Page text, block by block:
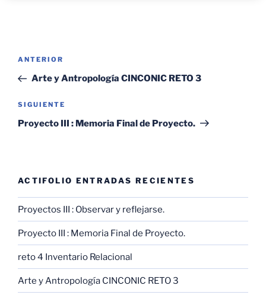
Navegación
entradas
Entrada
anterior:
ANTERIOR
Arte y Antropología CINCONIC RETO 3
Siguiente
entrada
SIGUIENTE
Proyecto III : Memoria Final de Proyecto.
ACTIFOLIO ENTRADAS RECIENTES
Proyectos III : Observar y reflejarse.
Proyecto III : Memoria Final de Proyecto.
reto 4 Inventario Relacional
Arte y Antropología CINCONIC RETO 3